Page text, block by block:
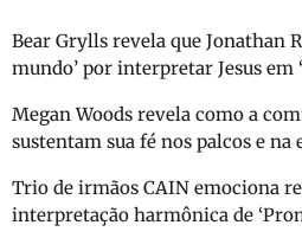
Bear Grylls revela que Jonathan
mundo’ por interpretar Jesus em
Megan Woods revela como a
sustentam sua fé nos palcos e na
Trio de irmãos CAIN emociona
interpretação harmônica de